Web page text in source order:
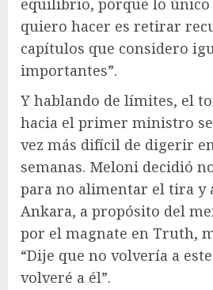
equilibrio, porque lo
quiero hacer es retirar
capítulos que considero
importantes”.
Y hablando de límites, el
hacia el primer ministro
vez más difícil de digerir
semanas. Meloni decidió
para no alimentar el tira y
Ankara, a propósito del
por el magnate en Truth,
“Dije que no volvería a
volveré a él”.